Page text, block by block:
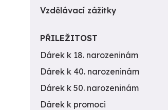
Vzdělávací zážitky
PŘILEŽITOST
Dárek k 18. narozeninám
Dárek k 40. narozeninám
Dárek k 50. narozeninám
Dárek k promoci